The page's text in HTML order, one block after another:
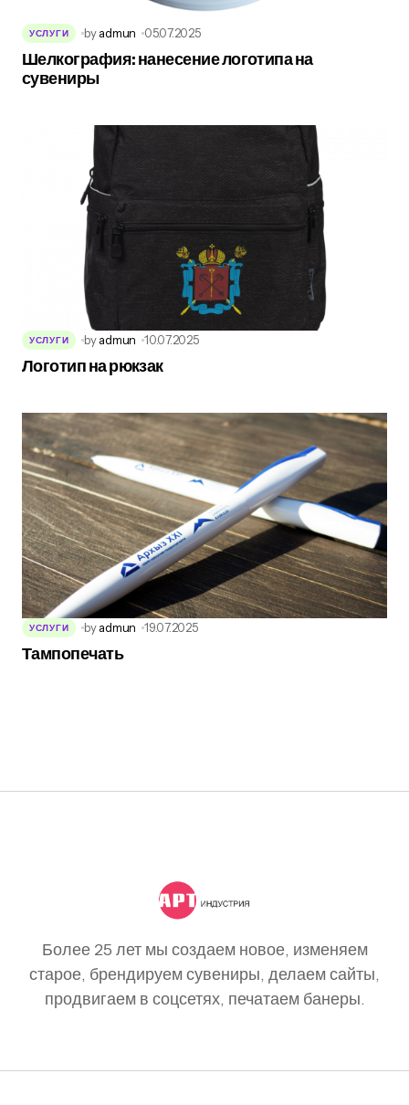
УСЛУГИ by admun 05.07.2025
Шелкография: нанесение логотипа на
сувениры
УСЛУГИ by admun 10.07.2025
Логотип на рюкзак
УСЛУГИ by admun 19.07.2025
Тампопечать
Более 25 лет мы создаем новое, изменяем
старое, брендируем сувениры, делаем сайты,
продвигаем в соцсетях, печатаем банеры.